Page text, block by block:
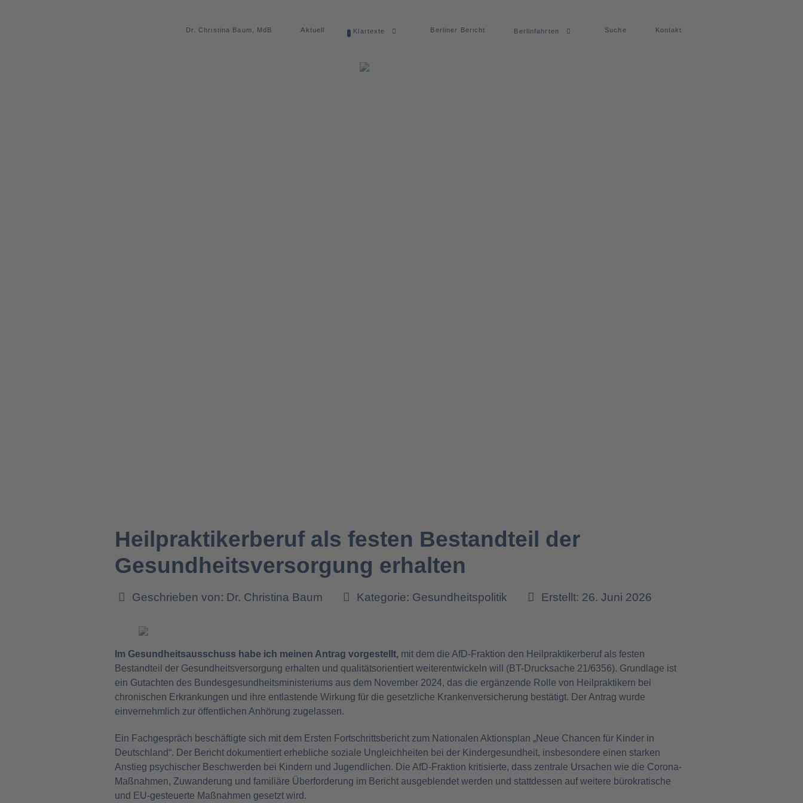
Dr. Christina Baum, MdB Aktuell Klartexte Berliner Bericht Berlinfahrten Suche Kontakt
Heilpraktikerberuf als festen Bestandteil der
Gesundheitsversorgung erhalten
Geschrieben von: Dr. Christina Baum Kategorie: Gesundheitspolitik Erstellt: 26. Juni 2026
Im Gesundheitsausschuss habe ich meinen Antrag vorgestellt, mit dem die AfD-Fraktion den Heilpraktikerberuf als festen
Bestandteil der Gesundheitsversorgung erhalten und qualitätsorientiert weiterentwickeln will (BT-Drucksache 21/6356). Grundlage ist
ein Gutachten des Bundesgesundheitsministeriums aus dem November 2024, das die ergänzende Rolle von Heilpraktikern bei
chronischen Erkrankungen und ihre entlastende Wirkung für die gesetzliche Krankenversicherung bestätigt. Der Antrag wurde
einvernehmlich zur öffentlichen Anhörung zugelassen.
Ein Fachgespräch beschäftigte sich mit dem Ersten Fortschrittsbericht zum Nationalen Aktionsplan „Neue Chancen für Kinder in
Deutschland“. Der Bericht dokumentiert erhebliche soziale Ungleichheiten bei der Kindergesundheit, insbesondere einen starken
Anstieg psychischer Beschwerden bei Kindern und Jugendlichen. Die AfD-Fraktion kritisierte, dass zentrale Ursachen wie die Corona-
Maßnahmen, Zuwanderung und familiäre Überforderung im Bericht ausgeblendet werden und stattdessen auf weitere bürokratische
und EU-gesteuerte Maßnahmen gesetzt wird.